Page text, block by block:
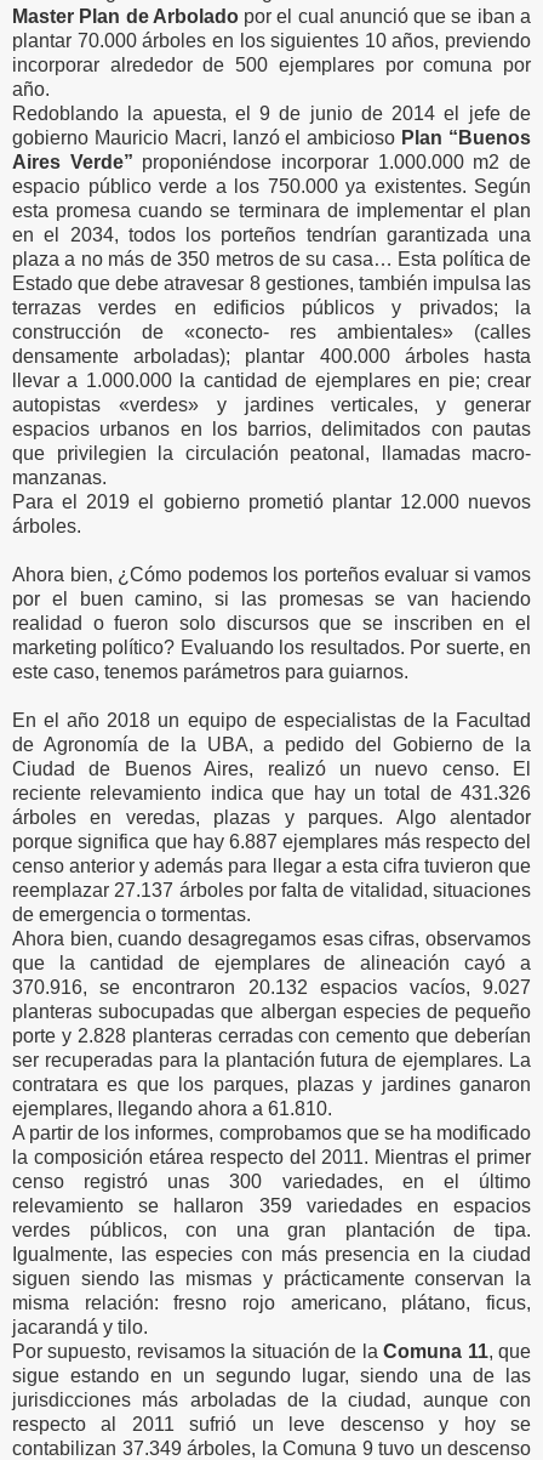
Master Plan de Arboladopor el cual anunció que se iban a
plantar 70.000 árboles en los siguientes 10 años, previendo
incorporar alrededor de 500 ejemplares por comuna por
año.
Redoblando la apuesta, el 9 de junio de 2014 el jefe de
gobierno Mauricio Macri, lanzó el ambicioso Plan “Buenos
Aires Verde” proponiéndose incorporar 1.000.000 m2 de
espacio público verde a los 750.000 ya existentes. Según
esta promesa cuando se terminara de implementar el plan
en el 2034, todos los porteños tendrían garantizada una
plaza a no más de 350 metros de su casa… Esta política de
Estado que debe atravesar 8 gestiones, también impulsa las
terrazas verdes en edificios públicos y privados; la
construcción de «conecto- res ambientales» (calles
densamente arboladas); plantar 400.000 árboles hasta
llevar a 1.000.000 la cantidad de ejemplares en pie; crear
autopistas «verdes» y jardines verticales, y generar
espacios urbanos en los barrios, delimitados con pautas
que privilegien la circulación peatonal, llamadas macro-
manzanas.
Para el 2019 el gobierno prometió plantar 12.000 nuevos
árboles.
Ahora bien, ¿Cómo podemos los porteños evaluar si vamos
por el buen camino, si las promesas se van haciendo
realidad o fueron solo discursos que se inscriben en el
marketing político? Evaluando los resultados. Por suerte, en
este caso, tenemos parámetros para guiarnos.
En el año 2018 un equipo de especialistas de la Facultad
de Agronomía de la UBA, a pedido del Gobierno de la
Ciudad de Buenos Aires, realizó un nuevo censo. El
reciente relevamiento indica que hay un total de 431.326
árboles en veredas, plazas y parques. Algo alentador
porque significa que hay 6.887 ejemplares más respecto del
censo anterior y además para llegar a esta cifra tuvieron que
reemplazar 27.137 árboles por falta de vitalidad, situaciones
de emergencia o tormentas.
Ahora bien, cuando desagregamos esas cifras, observamos
que la cantidad de ejemplares de alineación cayó a
370.916, se encontraron 20.132 espacios vacíos, 9.027
planteras subocupadas que albergan especies de pequeño
porte y 2.828 planteras cerradas con cemento que deberían
ser recuperadas para la plantación futura de ejemplares. La
contratara es que los parques, plazas y jardines ganaron
ejemplares, llegando ahora a 61.810.
A partir de los informes, comprobamos que se ha modificado
la composición etárea respecto del 2011. Mientras el primer
censo registró unas 300 variedades, en el último
relevamiento se hallaron 359 variedades en espacios
verdes públicos, con una gran plantación de tipa.
Igualmente, las especies con más presencia en la ciudad
siguen siendo las mismas y prácticamente conservan la
misma relación: fresno rojo americano, plátano, ficus,
jacarandá y tilo.
Por supuesto, revisamos la situación de laComuna 11, que
sigue estando en un segundo lugar, siendo una de las
jurisdicciones más arboladas de la ciudad, aunque con
respecto al 2011 sufrió un leve descenso y hoy se
contabilizan 37.349 árboles, la Comuna 9 tuvo un descenso